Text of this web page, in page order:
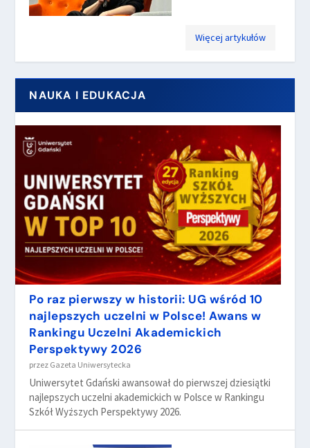
Więcej artykułów
NAUKA I EDUKACJA
Po raz pierwszy w historii: UG wśród 10
najlepszych uczelni w Polsce! Awans w
Rankingu Uczelni Akademickich
Perspektywy 2026
przez Gazeta Uniwersytecka
Uniwersytet Gdański awansował do pierwszej dziesiątki
najlepszych uczelni akademickich w Polsce w Rankingu
Szkół Wyższych Perspektywy 2026.